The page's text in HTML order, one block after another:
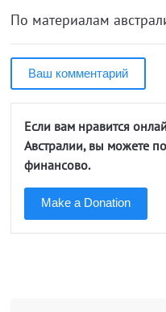
По материалам
Ваш комментарий
Если вам нравится
Австралии, вы можете
финансово.
Make a Donation